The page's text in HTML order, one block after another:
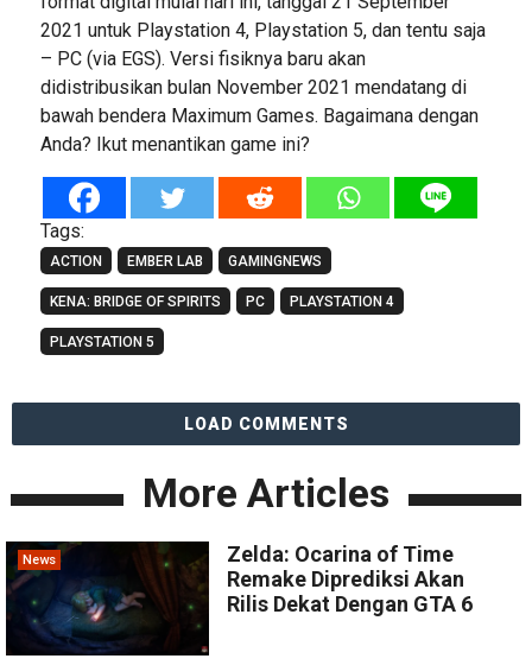
2021 untuk Playstation 4, Playstation 5, dan tentu saja
– PC (via EGS). Versi fisiknya baru akan
didistribusikan bulan November 2021 mendatang di
bawah bendera Maximum Games. Bagaimana dengan
Anda? Ikut menantikan game ini?
Tags:
ACTION EMBER LAB GAMINGNEWS
KENA: BRIDGE OF SPIRITS PC PLAYSTATION 4
PLAYSTATION 5
LOAD COMMENTS
More Articles
News
Zelda: Ocarina of Time
Remake Diprediksi Akan
Rilis Dekat Dengan GTA 6